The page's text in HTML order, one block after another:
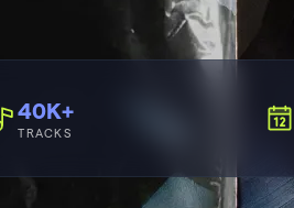
40K+
TRACKS